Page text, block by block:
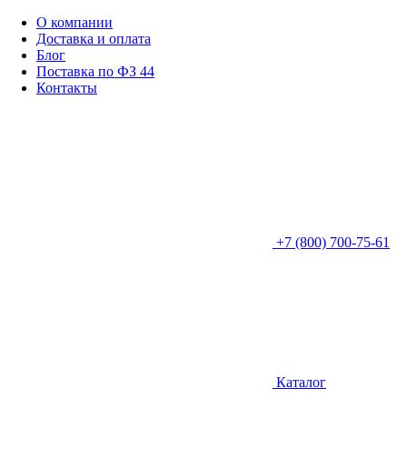
О компании
Доставка и оплата
Блог
Поставка по ФЗ 44
Контакты
+7 (800) 700-75-61
Каталог